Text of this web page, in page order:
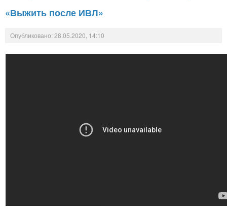
«Выжить после ИВЛ»
Опубликовано: 28.05.2020, 14:10